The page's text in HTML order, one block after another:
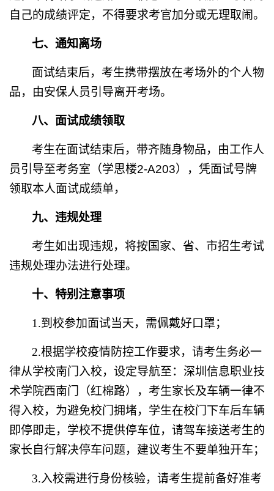
自己的成绩评定，不得要求考官加分或无理取闹。
七、通知离场
面试结束后，考生携带摆放在考场外的个人物
品，由安保人员引导离开考场。
八、面试成绩领取
考生在面试结束后，带齐随身物品，由工作人
员引导至考务室（学思楼2-A203），凭面试号牌
领取本人面试成绩单，
九、违规处理
考生如出现违规，将按国家、省、市招生考试
违规处理办法进行处理。
十、特别注意事项
1.到校参加面试当天，需佩戴好口罩；
2.根据学校疫情防控工作要求，请考生务必一
律从学校南门入校，设定导航至：深圳信息职业技
术学院西南门（红棉路），考生家长及车辆一律不
得入校，为避免校门拥堵，学生在校门下车后车辆
即停即走，学校不提供停车位，请驾车接送考生的
家长自行解决停车问题，建议考生不要单独开车；
3.入校需进行身份核验，请考生提前备好准考